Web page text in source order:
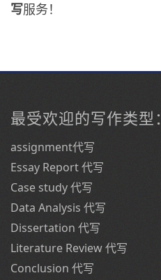
写服务！
最受欢迎的写作类型：
assignment代写
Essay Report 代写
Case study 代写
Data Analysis 代写
Dissertation 代写
Literature Review 代写
Conclusion 代写